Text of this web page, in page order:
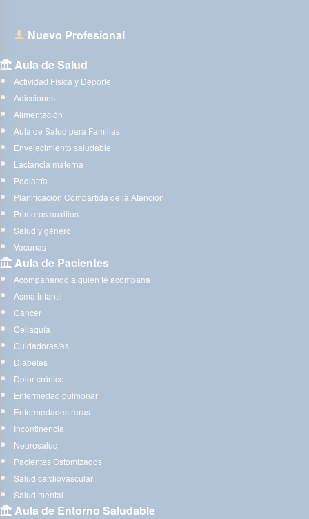
Nuevo Profesional
Aula de Salud
Actividad Física y Deporte
Adicciones
Alimentación
Aula de Salud para Familias
Envejecimiento saludable
Lactancia materna
Pediatría
Planificación Compartida de la Atención
Primeros auxilios
Salud y género
Vacunas
Aula de Pacientes
Acompañando a quien te acompaña
Asma infantil
Cáncer
Celiaquía
Cuidadoras/es
Diabetes
Dolor crónico
Enfermedad pulmonar
Enfermedades raras
Incontinencia
Neurosalud
Pacientes Ostomizados
Salud cardiovascular
Salud mental
Aula de Entorno Saludable